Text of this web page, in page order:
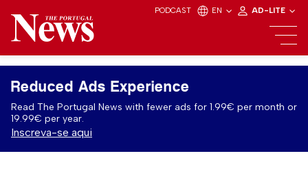
PODCAST EN AD-LITE
Reduced Ads Experience
Read The Portugal News with fewer ads for 1.99€ per month or
19.99€ per year.
Inscreva-se aqui